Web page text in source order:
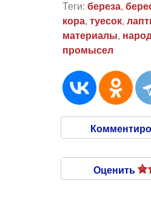
Теги: береза,
кора, туесок,
материалы,
промысел
Оценить